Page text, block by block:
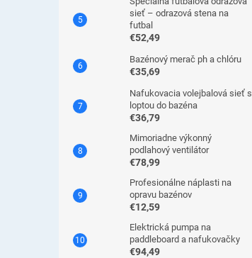
sieť – odrazová stena na
futbal
€52,49
Bazénový merač ph a chlóru
€35,69
Nafukovacia volejbalová sieť s
loptou do bazéna
€36,79
Mimoriadne výkonný
podlahový ventilátor
€78,99
Profesionálne náplasti na
opravu bazénov
€12,59
Elektrická pumpa na
paddleboard a nafukovačky
€94,49